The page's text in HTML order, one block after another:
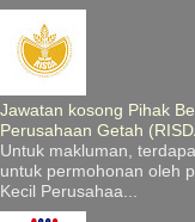
Jawatan kosong Pihak
Perusahaan Getah
Untuk makluman,
untuk permohonan oleh
Kecil Perusahaa...